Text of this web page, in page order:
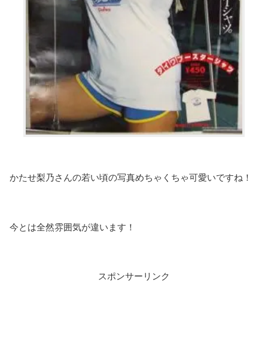
かたせ梨乃さんの若い頃の写真めちゃくちゃ可愛いですね！
今とは全然雰囲気が違います！
スポンサーリンク